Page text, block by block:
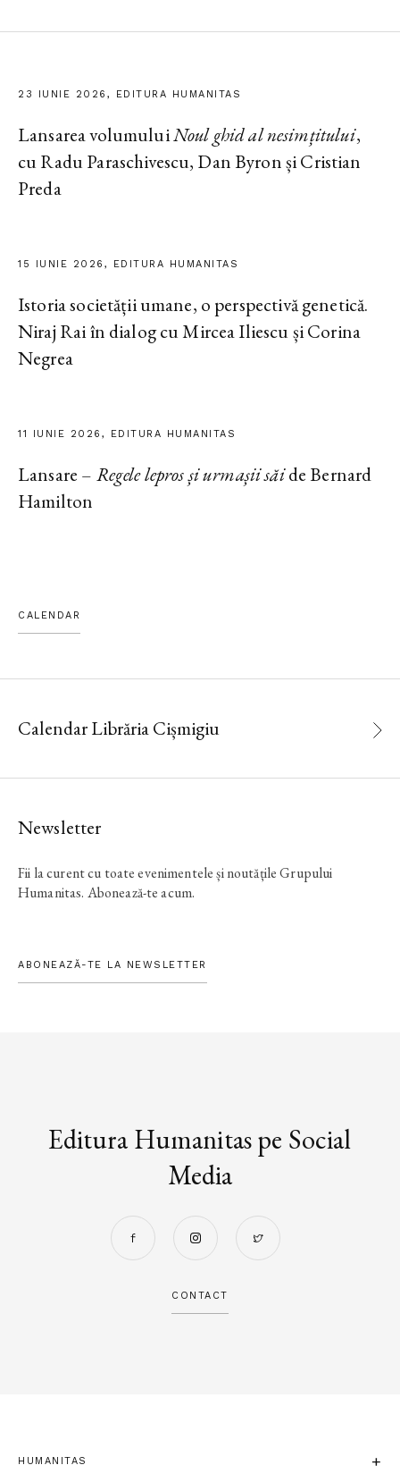
23 IUNIE 2026, EDITURA HUMANITAS
Lansarea volumuluiNoul ghid al nesimțitului,
cu Radu Paraschivescu, Dan Byron și Cristian
Preda
15 IUNIE 2026, EDITURA HUMANITAS
Istoria societății umane, o perspectivă genetică.
Niraj Rai în dialog cu Mircea Iliescu și Corina
Negrea
11 IUNIE 2026, EDITURA HUMANITAS
Lansare – Regele lepros și urmașii săide Bernard
Hamilton
CALENDAR
Calendar Librăria Cișmigiu
Newsletter
Fii la curent cu toate evenimentele și noutățile Grupului
Humanitas. Abonează-te acum.
ABONEAZĂ-TE LA NEWSLETTER
Editura Humanitas pe Social
Media
CONTACT
HUMANITAS